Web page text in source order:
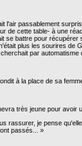
l'air passablement
de cette table- à une
se battre pour récupérer
plus les sourires de
par automatisme
à la place de sa
très jeune pour avoir
rassurer, je pense
passés... »